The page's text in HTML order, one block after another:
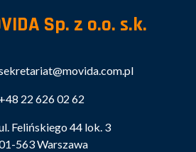
Sp. z o.o. s.k.
+48 22 626 02 62
Felińskiego 44 lok. 3
563 Warszawa